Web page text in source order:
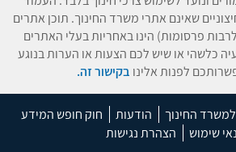
שאינם אתרי משרד החינוך. תוכן אתרים
פרסומות) הינו באחריות בעלי האתרים
כלשהי או שיש לכם הצעות או הערות בנוגע
לפנות אלינו בקישור זה.
החינוך הודעות
חוק חופש המידע
שימוש
הצהרת נגישות